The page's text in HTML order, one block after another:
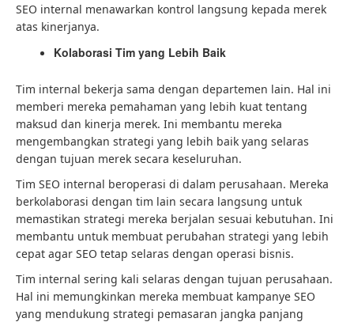
SEO internal menawarkan kontrol langsung kepada merek
atas kinerjanya.
Kolaborasi Tim yang Lebih Baik
Tim internal bekerja sama dengan departemen lain. Hal ini
memberi mereka pemahaman yang lebih kuat tentang
maksud dan kinerja merek. Ini membantu mereka
mengembangkan strategi yang lebih baik yang selaras
dengan tujuan merek secara keseluruhan.
Tim SEO internal beroperasi di dalam perusahaan. Mereka
berkolaborasi dengan tim lain secara langsung untuk
memastikan strategi mereka berjalan sesuai kebutuhan. Ini
membantu untuk membuat perubahan strategi yang lebih
cepat agar SEO tetap selaras dengan operasi bisnis.
Tim internal sering kali selaras dengan tujuan perusahaan.
Hal ini memungkinkan mereka membuat kampanye SEO
yang mendukung strategi pemasaran jangka panjang